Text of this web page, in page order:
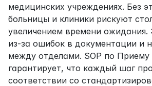
медицинских учреждениях. Без
больницы и клиники рискуют
увеличением времени ожидания.
из-за ошибок в документации и
между отделами. SOP по
гарантирует, что каждый шаг
соответствии со